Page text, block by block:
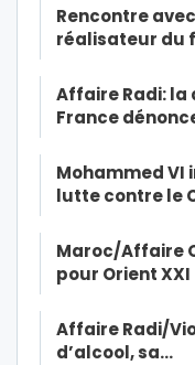
Rencontre
réalisateur du
Affaire Radi:
France
Mohammed VI
lutte contre le
Maroc/Affaire
pour Orient XXI
Affaire Radi/
d’alcool, sa…